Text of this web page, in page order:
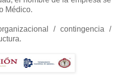
Médico.
/ contingencia /